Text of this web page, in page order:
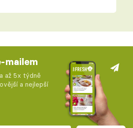
mailem
až 5x týdně
a nejlepší